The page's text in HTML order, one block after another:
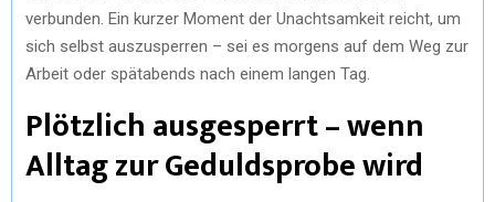
verbunden. Ein kurzer Moment der Unachtsamkeit reicht, um
sich selbst auszusperren – sei es morgens auf dem Weg zur
Arbeit oder spätabends nach einem langen Tag.
Plötzlich ausgesperrt – wenn
Alltag zur Geduldsprobe wird